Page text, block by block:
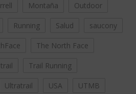
Montaña Outdoor
Running Salud saucony
The North Face
trail Trail Running
Ultratrail USA UTMB